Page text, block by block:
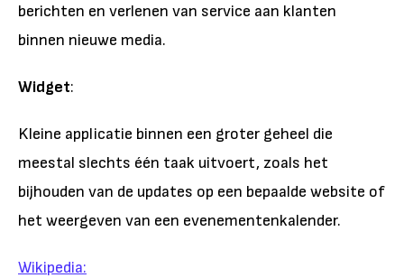
berichten en verlenen van service aan klanten
binnen nieuwe media.
Widget:
Kleine applicatie binnen een groter geheel die
meestal slechts één taak uitvoert, zoals het
bijhouden van de updates op een bepaalde website of
het weergeven van een evenementenkalender.
Wikipedia: